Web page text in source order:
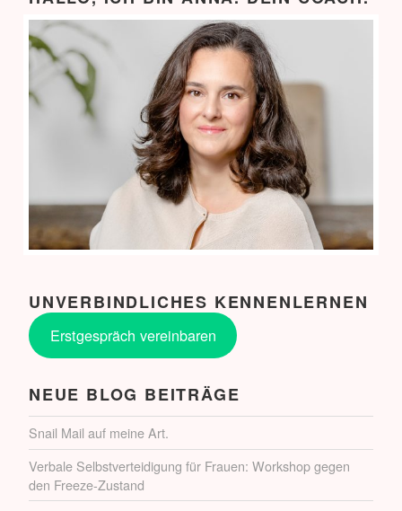
UNVERBINDLICHES KENNENLERNEN
Erstgespräch vereinbaren
NEUE BLOG BEITRÄGE
Snail Mail auf meine Art.
Verbale Selbstverteidigung für Frauen: Workshop gegen
den Freeze-Zustand